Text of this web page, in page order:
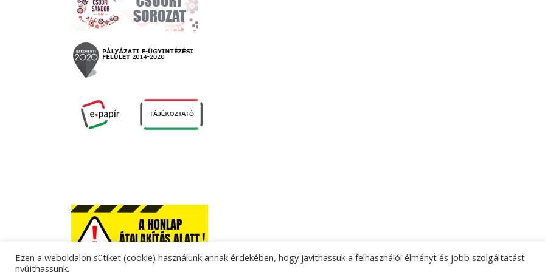
Ezen a weboldalon sütiket (cookie) használunk annak érdekében, hogy javíthassuk a felhasználói élményt és jobb szolgáltatást
nyújthassunk.